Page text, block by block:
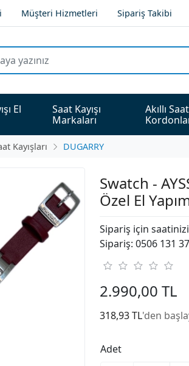
Müşteri Hizmetleri Sipariş Takibi
El
Saat Kayışı
Markaları
Akıllı Saat
Kayışları DUGARRY
Swatch -
Özel El
Sipariş için
Sipariş: 0506 131
2.990,00 TL
318,93 TL'den
Adet